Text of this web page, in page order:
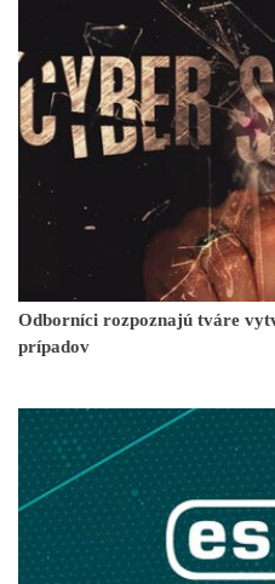
Odborníci rozpoznajú tváre
prípadov